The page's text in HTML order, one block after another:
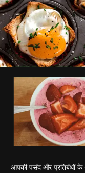
आपकी पसंद और प्रतिबंधों के